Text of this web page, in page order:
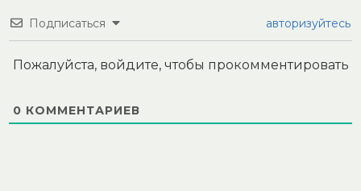
Подписаться авторизуйтесь
Пожалуйста, войдите, чтобы прокомментировать
0 КОММЕНТАРИЕВ